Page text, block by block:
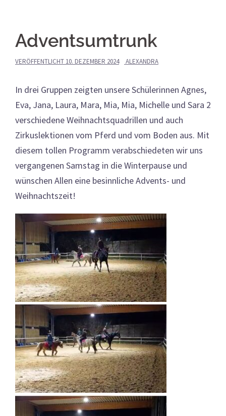
Adventsumtrunk
VERÖFFENTLICHT 10. DEZEMBER 2024 ALEXANDRA
In drei Gruppen zeigten unsere Schülerinnen Agnes,
Eva, Jana, Laura, Mara, Mia, Mia, Michelle und Sara 2
verschiedene Weihnachtsquadrillen und auch
Zirkuslektionen vom Pferd und vom Boden aus. Mit
diesem tollen Programm verabschiedeten wir uns
vergangenen Samstag in die Winterpause und
wünschen Allen eine besinnliche Advents- und
Weihnachtszeit!